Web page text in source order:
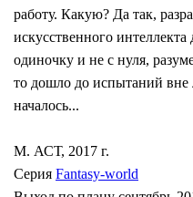
работу. Какую? Да так,
искусственного
одиночку и не с нуля,
то дошло до испытаний
началось...
М. АСТ, 2017 г.
Серия Fantasy-world